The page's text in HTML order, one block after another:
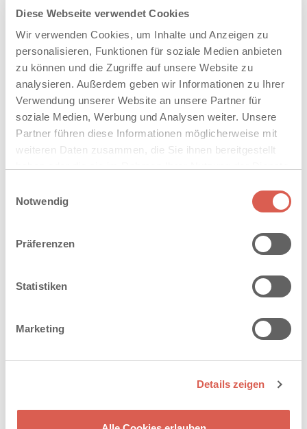
Diese Webseite verwendet Cookies
Wir verwenden Cookies, um Inhalte und Anzeigen zu
personalisieren, Funktionen für soziale Medien anbieten
zu können und die Zugriffe auf unsere Website zu
analysieren. Außerdem geben wir Informationen zu Ihrer
Verwendung unserer Website an unsere Partner für
soziale Medien, Werbung und Analysen weiter. Unsere
Partner führen diese Informationen möglicherweise mit
weiteren Daten zusammen, die Sie ihnen bereitgestellt
Cookies, wenn Sie unsere Webseite weiterhin nutzen.
Notwendig
Präferenzen
Statistiken
Marketing
Details zeigen